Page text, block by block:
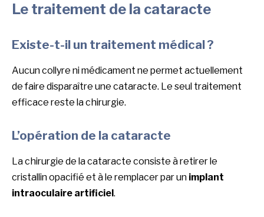
Le traitement de la cataracte
Existe-t-il un traitement médical ?
Aucun collyre ni médicament ne permet actuellement
de faire disparaître une cataracte. Le seul traitement
efficace reste la chirurgie.
L’opération de la cataracte
La chirurgie de la cataracte consiste à retirer le
cristallin opacifié et à le remplacer par un implant
intraoculaire artificiel .